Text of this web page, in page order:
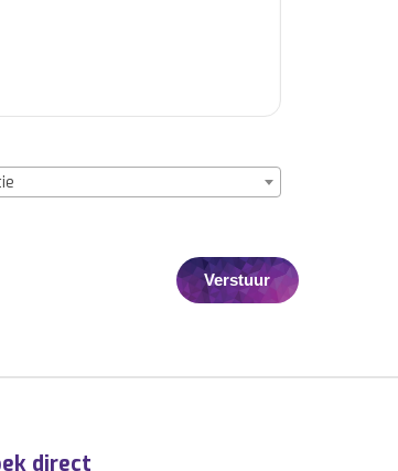
direct